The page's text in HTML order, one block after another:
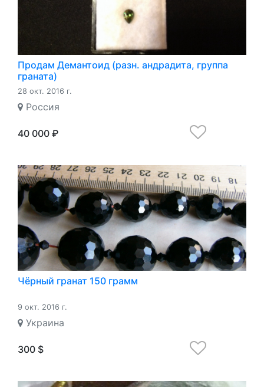
Продам Демантоид (разн. андрадита, группа
граната)
28 окт. 2016 г.
Россия
40 000 ₽
Чёрный гранат 150 грамм
9 окт. 2016 г.
Украина
300 $